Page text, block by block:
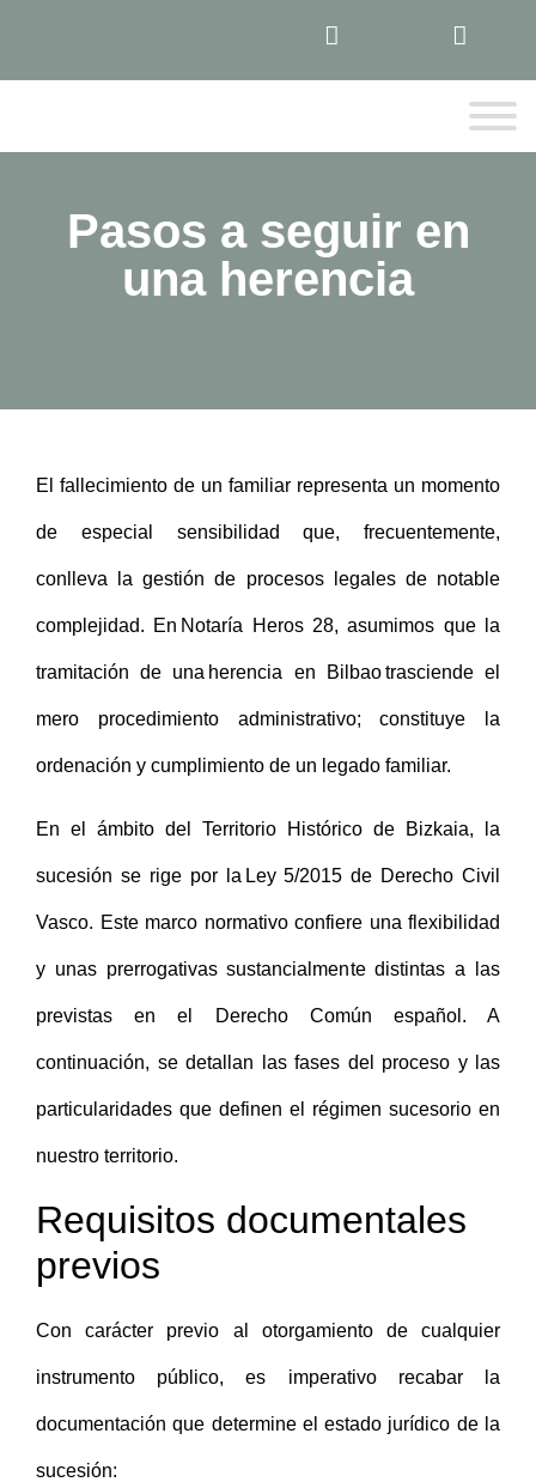
Pasos a seguir en
una herencia
El fallecimiento de un familiar representa un momento
de especial sensibilidad que, frecuentemente,
conlleva la gestión de procesos legales de notable
complejidad. En Notaría Heros 28, asumimos que la
tramitación de una herencia en Bilbao trasciende el
mero procedimiento administrativo; constituye la
ordenación y cumplimiento de un legado familiar.
En el ámbito del Territorio Histórico de Bizkaia, la
sucesión se rige por la Ley 5/2015 de Derecho Civil
Vasco. Este marco normativo confiere una flexibilidad
y unas prerrogativas sustancialmente distintas a las
previstas en el Derecho Común español. A
continuación, se detallan las fases del proceso y las
particularidades que definen el régimen sucesorio en
nuestro territorio.
Requisitos documentales
previos
Con carácter previo al otorgamiento de cualquier
instrumento público, es imperativo recabar la
documentación que determine el estado jurídico de la
sucesión: